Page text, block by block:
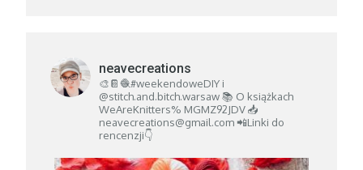
neavecreations
🎨📔🧶#weekendoweDIY i
@stitch.and.bitch.warsaw📚 O książkach
WeAreKnitters% MGMZ92JDV📥
neavecreations@gmail.com📲Linki do
rencenzji👇